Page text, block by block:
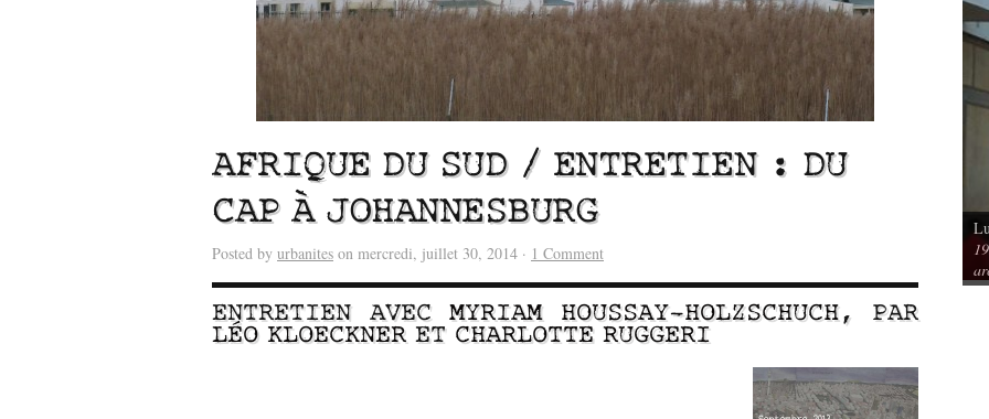
AFRIQUE DU SUD / ENTRETIEN : DU
CAP À JOHANNESBURG
Posted by urbanites on mercredi, juillet 30, 2014 · 1 Comment
ENTRETIEN AVEC MYRIAM HOUSSAY-HOLZSCHUCH, PAR
LÉO KLOECKNERET CHARLOTTE RUGGERI
Lu /Sous le feu du numérique. Spatialités et